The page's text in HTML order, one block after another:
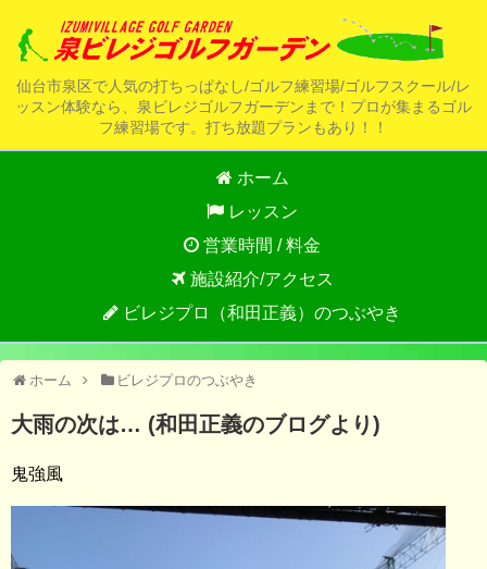
仙台市泉区で人気の打ちっぱなし/ゴルフ練習場/ゴルフスクール/レ
ッスン体験なら、泉ビレジゴルフガーデンまで！プロが集まるゴル
フ練習場です。打ち放題プランもあり！！
ホーム
レッスン
営業時間 / 料金
施設紹介/アクセス
ビレジプロ（和田正義）のつぶやき
ホーム ビレジプロのつぶやき
大雨の次は… (和田正義のブログより)
鬼強風